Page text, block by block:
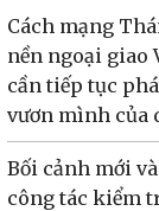
Cách mạng
nền ngoại giao
cần tiếp tục
vươn mình của
Bối cảnh mới
công tác kiểm